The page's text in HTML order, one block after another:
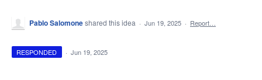
Pablo Salomoneshared this idea · Jun 19, 2025 · Report…
RESPONDED · Jun 19, 2025